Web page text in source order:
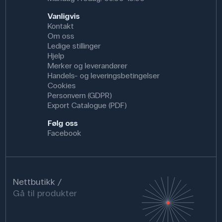
Specifikationer
Farve: Hvid
Vanligvis
Kontakt
Om oss
Ledige stillinger
Hjelp
Merker og leverandører
Handels- og leveringsbetingelser
Cookies
Personvern (GDPR)
Export Catalogue (PDF)
Følg oss
Facebook
Nettbutikk
Gå til produkter